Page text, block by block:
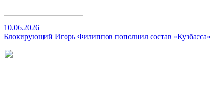
10.06.2026
Блокирующий Игорь Филиппов пополнил состав «Кузбасса»